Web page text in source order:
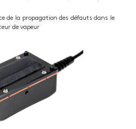
de la propagation des défauts dans le
de vapeur